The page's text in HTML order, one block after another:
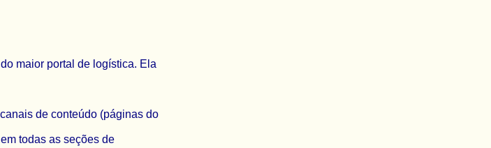
do maior portal de logística. Ela
de conteúdo (páginas do
todas as seções de